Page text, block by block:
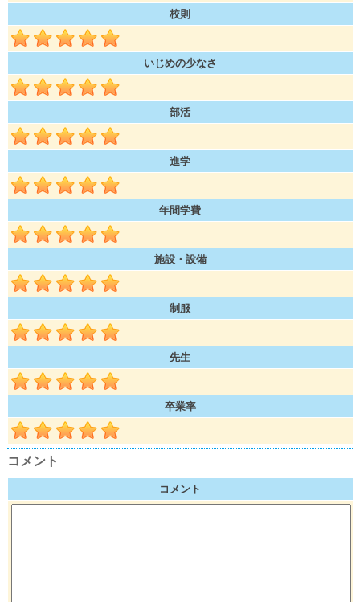
校則
いじめの少なさ
部活
進学
年間学費
施設・設備
制服
先生
卒業率
コメント
コメント